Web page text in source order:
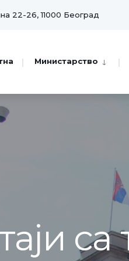
22-26, 11000 Београд
Министарство